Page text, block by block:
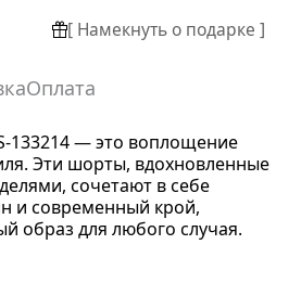
[ Намекнуть о подарке ]
Оплата
133214 — это воплощение
Эти шорты, вдохновленные
сочетают в себе
и современный крой,
образ для любого случая.